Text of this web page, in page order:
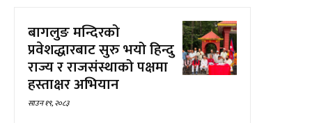
बागलुङ मन्दिरको
प्रवेशद्धारबाट सुरु भयो हिन्दु
राज्य र राजसंस्थाको पक्षमा
हस्ताक्षर अभियान
साउन १९, २०८३